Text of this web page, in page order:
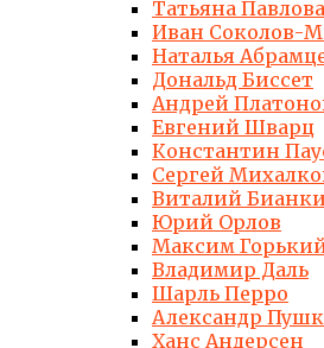
Татьяна Павлова
Иван Соколов-
Наталья
Дональд Биссет
Андрей
Евгений Шварц
Константин
Сергей
Виталий Бианки
Юрий Орлов
Максим
Владимир Даль
Шарль Перро
Александр
Ханс Андерсен